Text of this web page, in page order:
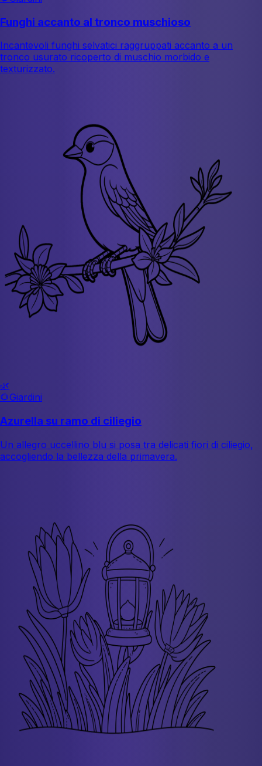
Funghi accanto al tronco muschioso
Incantevoli funghi selvatici raggruppati accanto a un
tronco usurato ricoperto di muschio morbido e
texturizzato.
🌿
🌻Giardini
Azurella su ramo di ciliegio
Un allegro uccellino blu si posa tra delicati fiori di ciliegio,
accogliendo la bellezza della primavera.